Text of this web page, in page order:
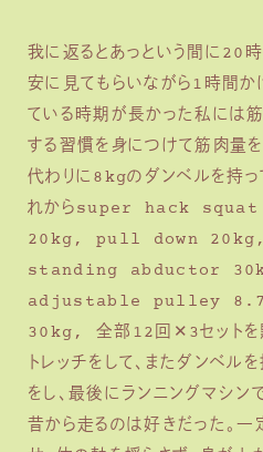
我に返るとあっという間に20時
安に見てもらいながら1時間か
ている時期が長かった私には
する習慣を身につけて筋肉量
代わりに8kgのダンベルを持っ
れからsuper hack
20kg, pull down
standing abductor
adjustable pulley
30kg, 全部12回✕3セットを黙
トレッチをして、またダンベル
をし、最後にランニングマシ
昔から走るのは好きだった。